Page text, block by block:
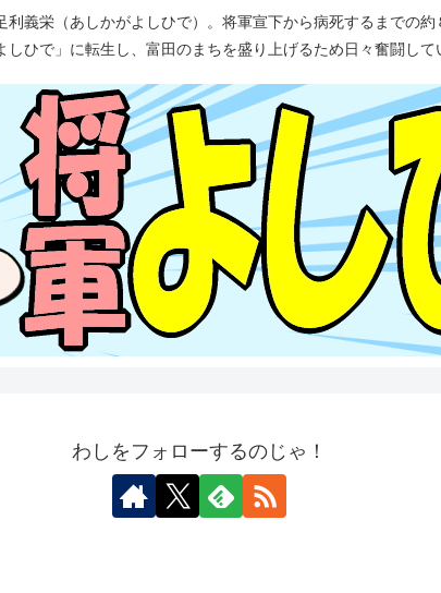
利義栄（あしかがよしひで）。将軍宣下から病死するまでの
しひで」に転生し、富田のまちを盛り上げるため日々奮闘して
わしをフォローするのじゃ！